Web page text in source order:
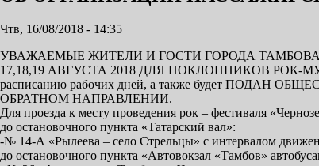
Чтв, 16/08/2018 - 14:35
УВАЖАЕМЫЕ ЖИТЕЛИ И ГОСТИ ГОРОДА
17,18,19 АВГУСТА 2018 ДЛЯ ПОКЛОННИКОВ РОК-
расписанию рабочих дней, а также будет ПОДАН
ОБРАТНОМ НАПРАВЛЕНИИ.
Для проезда к месту проведения рок – фестиваля
до остановочного пункта «Татарский вал»:
-№ 14-А «Рылеева – село Стрельцы» с интервалом
до остановочного пункта «Автовокзал «Тамбов»